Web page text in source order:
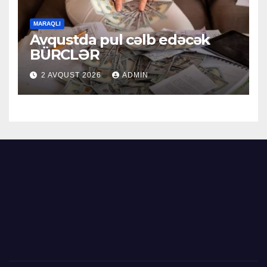
MARAQLI
Avqustda pul cəlb edəcək
BÜRCLƏR
2 AVQUST 2026 ADMIN